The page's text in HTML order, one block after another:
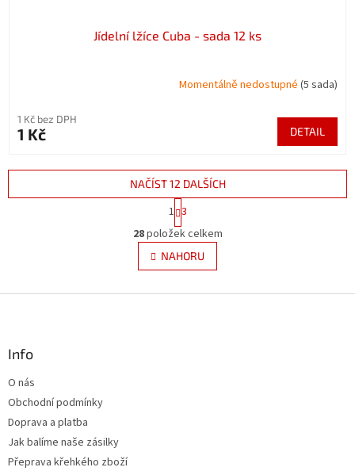
Jídelní lžíce Cuba - sada 12 ks
Momentálně nedostupné (5 sada)
1 Kč bez DPH
1 Kč DETAIL
O
v
l
á
NAČÍST 12 DALŠÍCH
S
t
r
á
n
k
v
1 3
28položek celkem
NAHORU
Info
O nás
Obchodní podmínky
Doprava a platba
Jak balíme naše zásilky
Přeprava křehkého zboží